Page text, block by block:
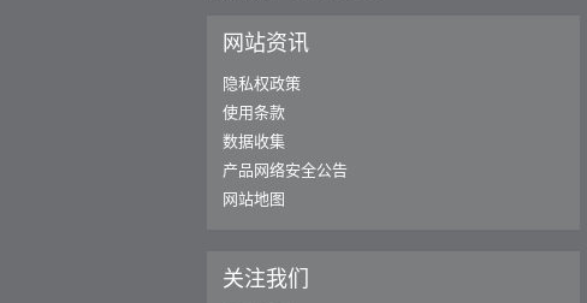
网站资讯
隐私权政策
使用条款
数据收集
产品网络安全公告
网站地图
关注我们